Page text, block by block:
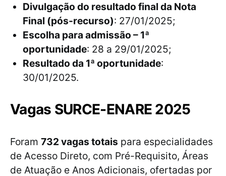
Divulgação do resultado final da Nota
Final (pós-recurso): 27/01/2025;
Escolha para admissão – 1ª
oportunidade: 28 a 29/01/2025;
Resultado da 1ª oportunidade:
30/01/2025.
Vagas SURCE-ENARE 2025
Foram 732 vagas totais para especialidades
de Acesso Direto, com Pré-Requisito, Áreas
de Atuação e Anos Adicionais, ofertadas por